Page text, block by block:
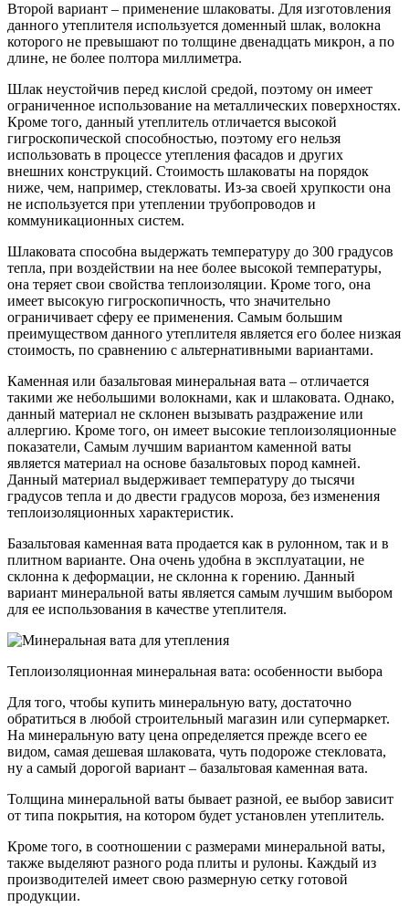
Второй вариант – применение шлаковаты. Для изготовления
данного утеплителя используется доменный шлак, волокна
которого не превышают по толщине двенадцать микрон, а по
длине, не более полтора миллиметра.
Шлак неустойчив перед кислой средой, поэтому он имеет
ограниченное использование на металлических поверхностях.
Кроме того, данный утеплитель отличается высокой
гигроскопической способностью, поэтому его нельзя
использовать в процессе утепления фасадов и других
внешних конструкций. Стоимость шлаковаты на порядок
ниже, чем, например, стекловаты. Из-за своей хрупкости она
не используется при утеплении трубопроводов и
коммуникационных систем.
Шлаковата способна выдержать температуру до 300 градусов
тепла, при воздействии на нее более высокой температуры,
она теряет свои свойства теплоизоляции. Кроме того, она
имеет высокую гигроскопичность, что значительно
ограничивает сферу ее применения. Самым большим
преимуществом данного утеплителя является его более низкая
стоимость, по сравнению с альтернативными вариантами.
Каменная или базальтовая минеральная вата – отличается
такими же небольшими волокнами, как и шлаковата. Однако,
данный материал не склонен вызывать раздражение или
аллергию. Кроме того, он имеет высокие теплоизоляционные
показатели, Самым лучшим вариантом каменной ваты
является материал на основе базальтовых пород камней.
Данный материал выдерживает температуру до тысячи
градусов тепла и до двести градусов мороза, без изменения
теплоизоляционных характеристик.
Базальтовая каменная вата продается как в рулонном, так и в
плитном варианте. Она очень удобна в эксплуатации, не
склонна к деформации, не склонна к горению. Данный
вариант минеральной ваты является самым лучшим выбором
для ее использования в качестве утеплителя.
Теплоизоляционная минеральная вата: особенности выбора
Для того, чтобы купить минеральную вату, достаточно
обратиться в любой строительный магазин или супермаркет.
На минеральную вату цена определяется прежде всего ее
видом, самая дешевая шлаковата, чуть подороже стекловата,
ну а самый дорогой вариант – базальтовая каменная вата.
Толщина минеральной ваты бывает разной, ее выбор зависит
от типа покрытия, на котором будет установлен утеплитель.
Кроме того, в соотношении с размерами минеральной ваты,
также выделяют разного рода плиты и рулоны. Каждый из
производителей имеет свою размерную сетку готовой
продукции.